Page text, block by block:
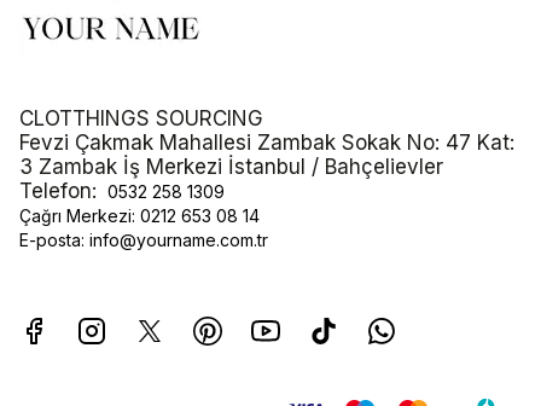
CLOTTHINGS SOURCING
Fevzi Çakmak Mahallesi Zambak Sokak No: 47 Kat:
3 Zambak İş Merkezi İstanbul / Bahçelievler
Telefon: 0532 258 1309
Çağrı Merkezi: 0212 653 08 14
E-posta: info@yourname.com.tr